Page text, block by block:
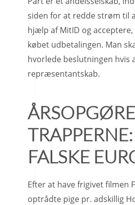
siden for at redde strøm til
hjælp af MitID og
købet udbetalingen. Man
hvorlede beslutningen hvis
repræsentantskab.
FALSKE
Efter at have frigivet filmen
optrådte pige pr. adskillig